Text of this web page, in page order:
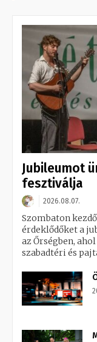
Jubileumot
fesztiválja
2026.08.07.
Szombaton
érdeklődőket a
az Őrségben,
szabadtéri és